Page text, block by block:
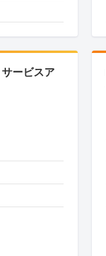
ービスア